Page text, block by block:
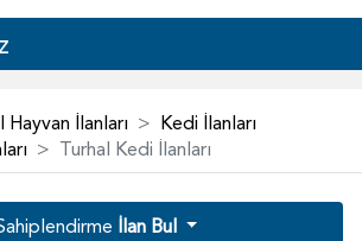
Hayvan İlanları
Kedi İlanları
Turhal Kedi İlanları
İlan Bul